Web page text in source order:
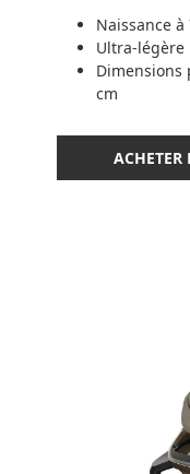
Naissance
Ultra-légère
Dimensions
cm
ACHETER